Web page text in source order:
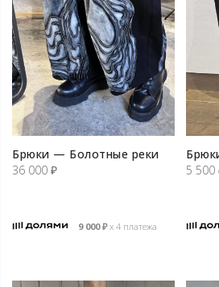
Брюки — Болотные реки
36 000 ₽
9 000₽х 4 платежа
5 500